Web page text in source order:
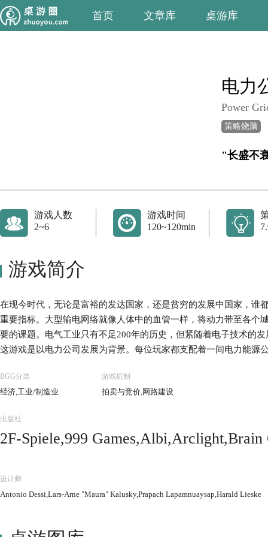
首页 文章库 桌游库
电力
Power
策略烧脑
"长盛不
游戏人数
2~6
游戏时间
120~120min
游戏简介
在现今时代，无论是富裕的发达国家，还是贫穷的发展中国家，谁
重要指标。大型输电网络就像人体中的血管一样，将动力带至各个
要的课题。电气工业只有不足200年的历史，但紧随着电子技术的
这游戏是以电力公司发展为背景。每位玩家都支配着一间电力能源
供电力者获胜。
BGG分类
经济,工业/制造业
游戏机制
拍卖与竞价,网路建设
出版社
2F-Spiele,999 Games,Albi,Arclight,Brain
oard Games,Kaissa Chess &
erta,Lautapelit.fi,Rio Grande
设计师
Antonio Dessi,Lars-Arne "Maura" Kalusky,Prapach Lapamnuaysap,Harald Lieske